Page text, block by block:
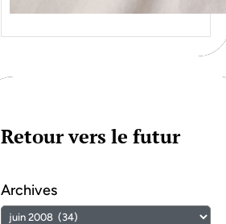
Retour vers le futur
Archives